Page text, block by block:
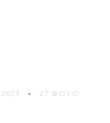
27 ФОТО